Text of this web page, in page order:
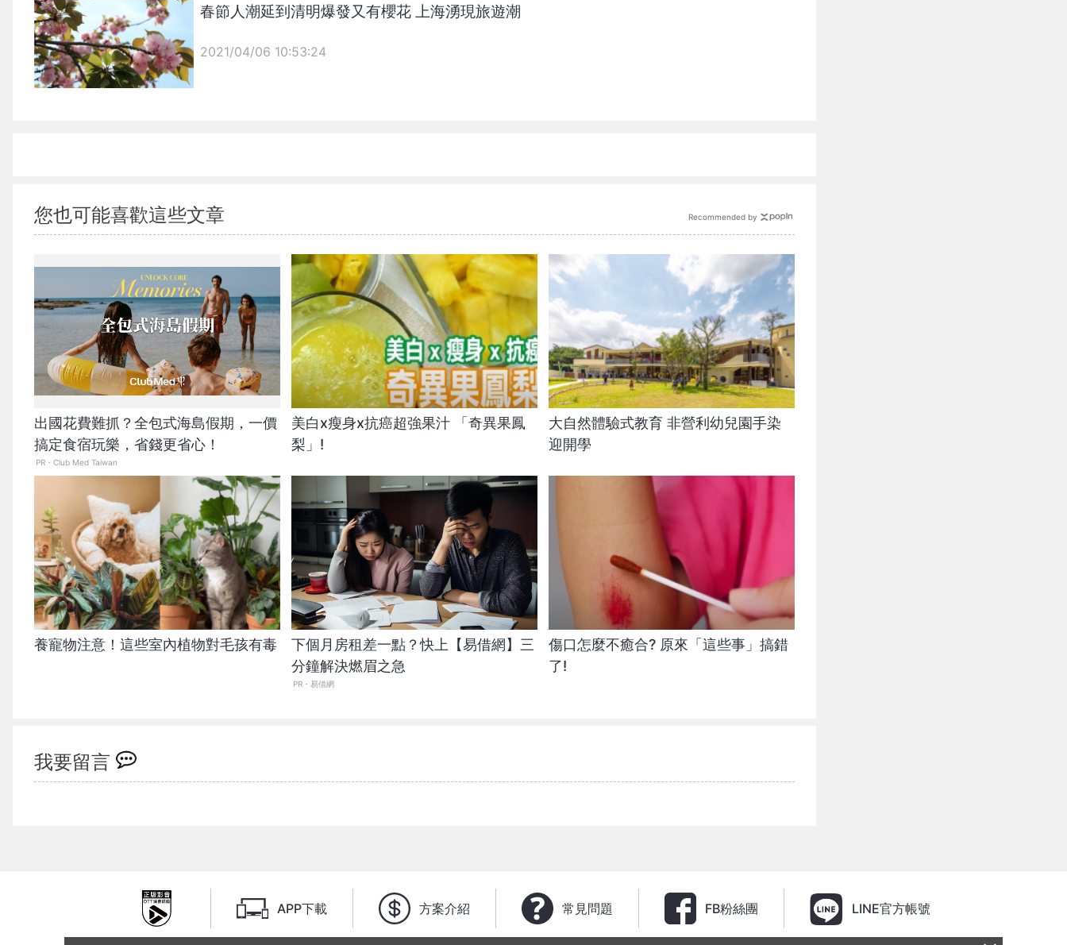
{PLAYICON}
春節人潮延到清明爆發又有櫻花 上海湧現旅遊潮
2021/04/06 10:53:24
您也可能喜歡這些文章
出國花費難抓？全包式海島假期，一價
搞定食宿玩樂，省錢更省心！
PR・Club Med Taiwan
美白x瘦身x抗癌超強果汁 「奇異果鳳
梨」!
大自然體驗式教育 非營利幼兒園手染
迎開學
養寵物注意！這些室內植物對毛孩有毒
下個月房租差一點？快上【易借網】三
分鐘解決燃眉之急
PR・易借網
傷口怎麼不癒合? 原來「這些事」搞錯
了!
Recommended by
我要留言
APP下載 方案介紹 常見問題 FB粉絲團 LINE官方帳號